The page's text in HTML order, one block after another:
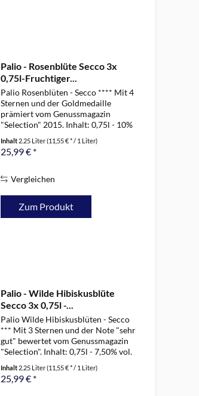
Palio - Rosenblüte Secco 3x
0,75l-Fruchtiger...
Palio Rosenblüten - Secco **** Mit 4
Sternen und der Goldmedaille
prämiert vom Genussmagazin
"Selection" 2015. Inhalt: 0,75l - 10%
sommerfrischen Rosenblüten
verschmilzt auf dem Gaumen mit
Inhalt 2.25 Liter(11,55 € * / 1 Liter)
25,99 € *
Vergleichen
Zum Produkt
Palio - Wilde Hibiskusblüte
Secco 3x 0,75l -...
Palio Wilde Hibiskusblüten - Secco
*** Mit 3 Sternen und der Note "sehr
gut" bewertet vom Genussmagazin
"Selection". Inhalt: 0,75l - 7,50% vol.
vollreife Maracuja-Früchte in einem
Meer voll exotischer...
Inhalt 2.25 Liter(11,55 € * / 1 Liter)
25,99 € *